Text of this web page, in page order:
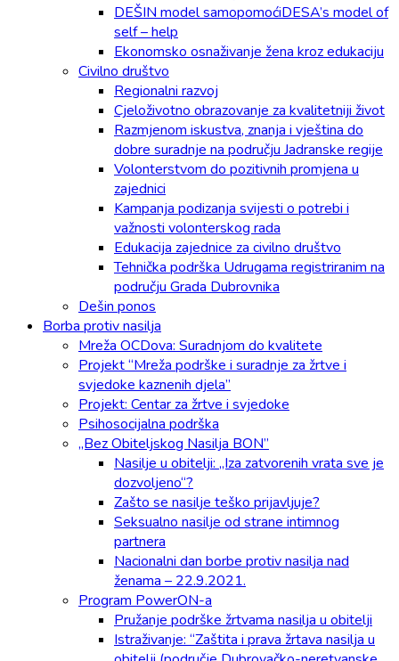
DEŠIN model samopomoćiDESA’s model of
self – help
Ekonomsko osnaživanje žena kroz edukaciju
Civilno društvo
Regionalni razvoj
Cjeloživotno obrazovanje za kvalitetniji život
Razmjenom iskustva, znanja i vještina do
dobre suradnje na području Jadranske regije
Volonterstvom do pozitivnih promjena u
zajednici
Kampanja podizanja svijesti o potrebi i
važnosti volonterskog rada
Edukacija zajednice za civilno društvo
Tehnička podrška Udrugama registriranim na
području Grada Dubrovnika
Dešin ponos
Borba protiv nasilja
Mreža OCDova: Suradnjom do kvalitete
Projekt “Mreža podrške i suradnje za žrtve i
svjedoke kaznenih djela”
Projekt: Centar za žrtve i svjedoke
Psihosocijalna podrška
„Bez Obiteljskog Nasilja BON”
Nasilje u obitelji: „Iza zatvorenih vrata sve je
dozvoljeno“?
Zašto se nasilje teško prijavljuje?
Seksualno nasilje od strane intimnog
partnera
Nacionalni dan borbe protiv nasilja nad
ženama – 22.9.2021.
Program PowerON-a
Pružanje podrške žrtvama nasilja u obitelji
Istraživanje: “Zaštita i prava žrtava nasilja u